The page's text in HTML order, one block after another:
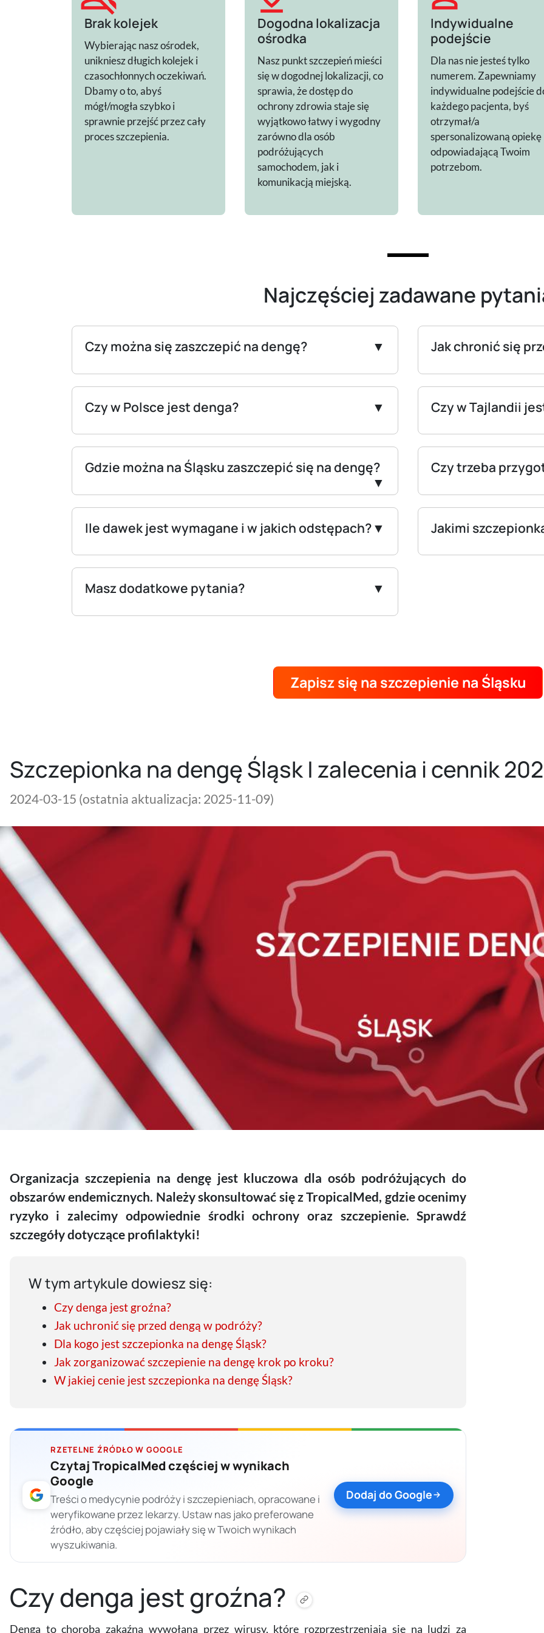
Brak kolejek
Wybierając nasz ośrodek,
unikniesz długich kolejek i
czasochłonnych oczekiwań.
Dbamy o to, abyś
mógł/mogła szybko i
sprawnie przejść przez cały
proces szczepienia.
Dogodna lokalizacja
ośrodka
Nasz punkt szczepień mieści
się w dogodnej lokalizacji, co
sprawia, że dostęp do
ochrony zdrowia staje się
wyjątkowo łatwy i wygodny
zarówno dla osób
podróżujących
samochodem, jak i
komunikacją miejską.
Indywidualne
podejście
Dla nas nie jesteś tylko
numerem. Zapewniamy
indywidualne podejście
każdego pacjenta, byś
otrzymał/a
spersonalizowaną opiekę
odpowiadającą Twoim
potrzebom.
Najczęściej zadawane
Czy można się zaszczepić na dengę? Jak chronić się
Czy w Polsce jest denga? Czy w Tajlandii
Gdzie można na Śląsku zaszczepić się na dengę? Czy trzeba
Ile dawek jest wymagane i w jakich odstępach? Jakimi
Masz dodatkowe pytania?
Zapisz się na szczepienie na Śląsku
Szczepionka na dengę Śląsk | zalecenia i cennik
2024-03-15 (ostatnia aktualizacja: 2025-11-09)
Organizacja szczepienia na dengę jest kluczowa dla osób podróżujących do
obszarów endemicznych. Należy skonsultować się z TropicalMed, gdzie ocenimy
ryzyko i zalecimy odpowiednie środki ochrony oraz szczepienie. Sprawdź
szczegóły dotyczące profilaktyki!
W tym artykule dowiesz się:
Czy denga jest groźna?
Jak uchronić się przed dengą w podróży?
Dla kogo jest szczepionka na dengę Śląsk?
Jak zorganizować szczepienie na dengę krok po kroku?
W jakiej cenie jest szczepionka na dengę Śląsk?
RZETELNE ŹRÓDŁO W GOOGLE
Czytaj TropicalMed częściej w wynikach
Google
Treści o medycynie podróży i szczepieniach, opracowane i
weryfikowane przez lekarzy. Ustaw nas jako preferowane
źródło, aby częściej pojawiały się w Twoich wynikach
wyszukiwania.
Dodaj do Google
Czy denga jest groźna?
Denga to choroba zakaźna wywołana przez wirusy, które rozprzestrzeniają się na ludzi za